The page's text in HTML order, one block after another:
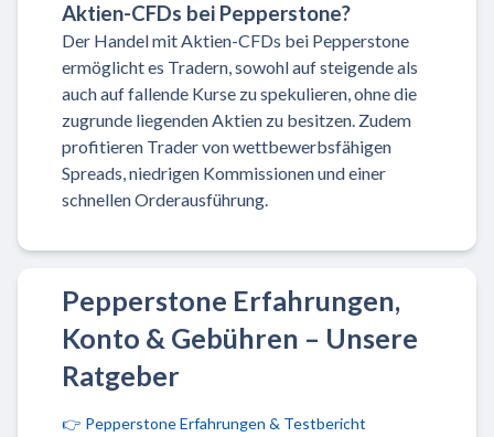
Aktien-CFDs bei Pepperstone?
Der Handel mit Aktien-CFDs bei Pepperstone
ermöglicht es Tradern, sowohl auf steigende als
auch auf fallende Kurse zu spekulieren, ohne die
zugrunde liegenden Aktien zu besitzen. Zudem
profitieren Trader von wettbewerbsfähigen
Spreads, niedrigen Kommissionen und einer
schnellen Orderausführung.
Pepperstone Erfahrungen,
Konto & Gebühren – Unsere
Ratgeber
👉 Pepperstone Erfahrungen & Testbericht